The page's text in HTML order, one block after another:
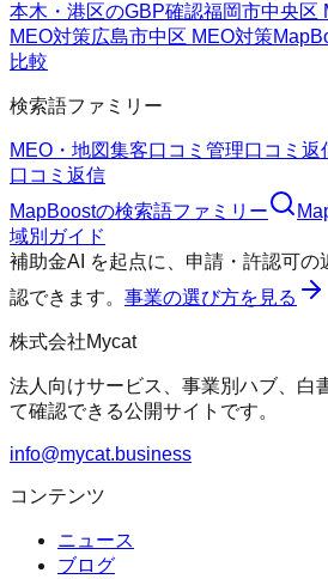
本木・港区のGBP確認福岡市中央区
MEO対策広島市中区 MEO対策
比較
検索語ファミリー
MEO・地図集客口コミ管理口コミ返
口コミ返信
MapBoostの検索語ファミリー
域別ガイド
補助金AI
を起点に、 申請・許認可の
認できます。 事業の選び方を見る
株式会社Mycat
法人向けサービス、事業別ハブ、白
て確認できる公開サイトです。
info@mycat.business
コンテンツ
ニュース
ブログ